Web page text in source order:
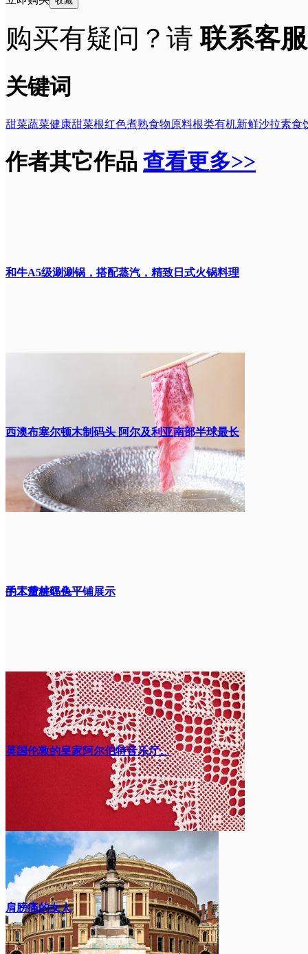
购买有疑问？请联系客服
关键词
甜菜蔬菜健康甜菜根红色煮熟食物原料根类有机新鲜沙拉素食
作者其它作品 查看更多>>
和牛A5级涮涮锅，搭配蒸汽，精致日式火锅料理
西澳布塞尔顿木制码头 阿尔及利亚南部半球最长
的木质桩码头
手工蕾丝红色平铺展示
英国伦敦的皇家阿尔伯特音乐厅。
肩膀痛的女人